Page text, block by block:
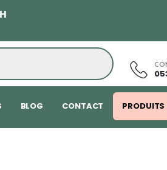
BLOG CONTACT PRODUITS